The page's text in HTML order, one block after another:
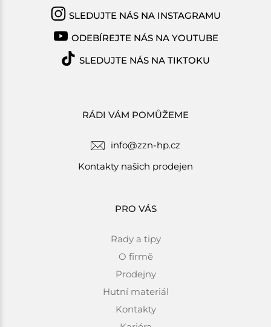
RÁDI VÁM POMŮŽEME
info@zzn-hp.cz
Kontakty našich prodejen
PRO VÁS
Rady a tipy
O firmě
Prodejny
Hutní materiál
Kontakty
SLEDUJTE NÁS NA INSTAGRAMU
ODEBÍREJTE NÁS NA YOUTUBE
SLEDUJTE NÁS NA TIKTOKU